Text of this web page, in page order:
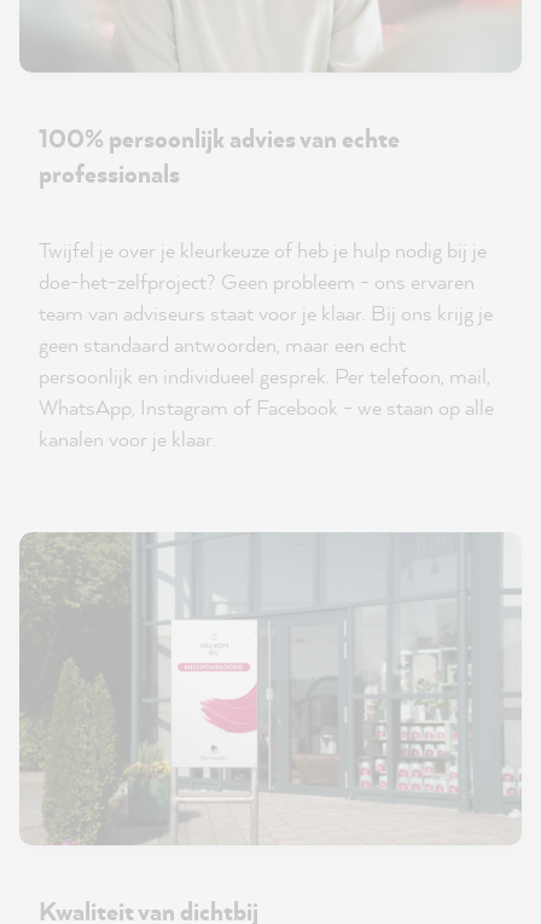
100% persoonlijk advies van echte
professionals
Twijfel je over je kleurkeuze of heb je hulp nodig bij je
doe-het-zelfproject? Geen probleem - ons ervaren
team van adviseurs staat voor je klaar. Bij ons krijg je
geen standaard antwoorden, maar een echt
persoonlijk en individueel gesprek. Per telefoon, mail,
WhatsApp, Instagram of Facebook - we staan op alle
kanalen voor je klaar.
Kwaliteit van dichtbij